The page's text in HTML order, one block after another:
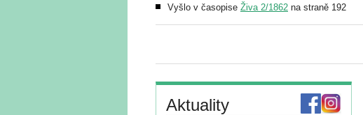
Vyšlo v časopise Živa 2/1862 na straně 192
Aktuality